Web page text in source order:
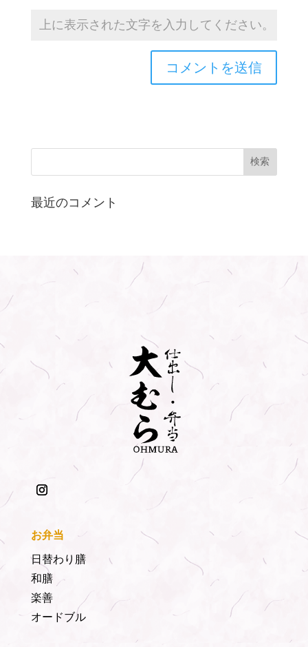
最近のコメント
お弁当
日替わり膳
和膳
楽善
オードブル